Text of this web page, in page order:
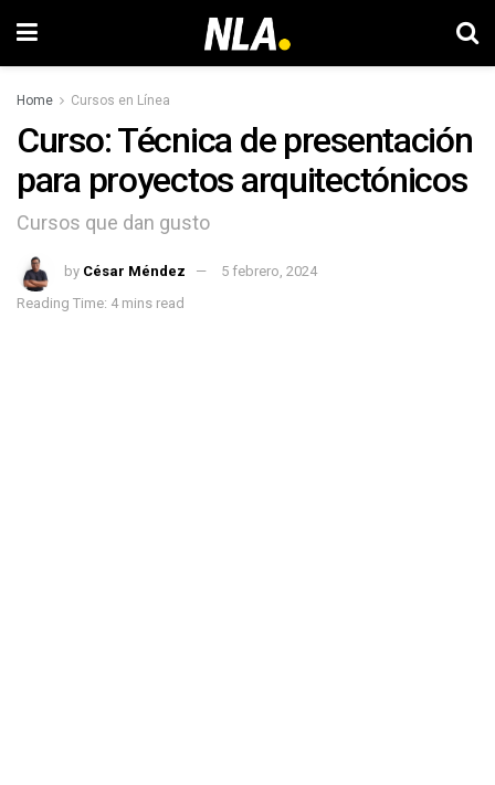
Home Cursos en Línea
Curso: Técnica de presentación
para proyectos arquitectónicos
Cursos que dan gusto
by César Méndez
5 febrero, 2024
Reading Time: 4 mins read